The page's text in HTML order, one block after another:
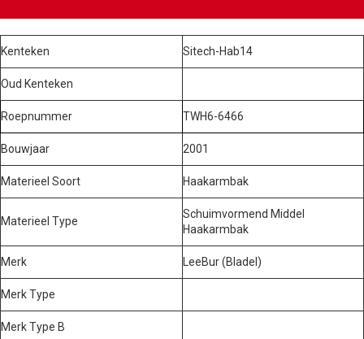
Kenteken Sitech-Hab14
Oud Kenteken
Roepnummer TWH6-6466
Bouwjaar 2001
Materieel Soort Haakarmbak
Materieel Type
Schuimvormend Middel
Haakarmbak
Merk LeeBur (Bladel)
Merk Type
Merk Type B